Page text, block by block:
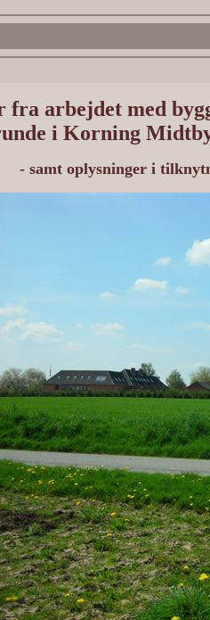
fra arbejdet med
i Korning
- samt oplysninger i